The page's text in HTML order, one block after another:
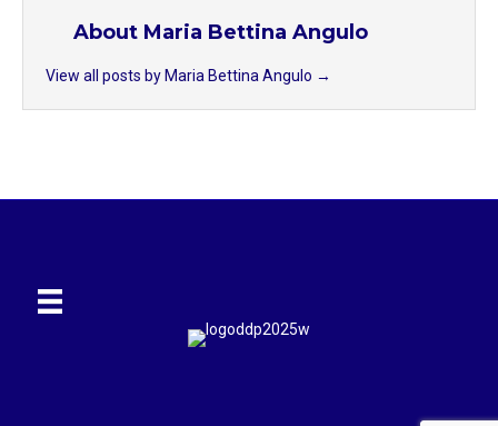
About Maria Bettina Angulo
View all posts by Maria Bettina Angulo →